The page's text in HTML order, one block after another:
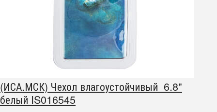
(ИСА.МСК) Чехол влагоустойчивый 6.8"
белый IS016545